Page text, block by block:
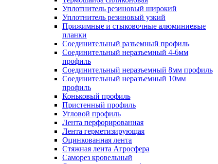
Уплотнитель резиновый широкий
Уплотнитель резиновый узкий
Прижимные и стыковочные алюминиевые
планки
Соединительный разъемный профиль
Соединительный неразъемный 4-6мм
профиль
Соединительный неразъемный 8мм профиль
Соединительный неразъемный 10мм
профиль
Коньковый профиль
Пристенный профиль
Угловой профиль
Лента перфорированная
Лента герметизирующая
Оцинкованная лента
Стяжная лента Агросфера
Саморез кровельный